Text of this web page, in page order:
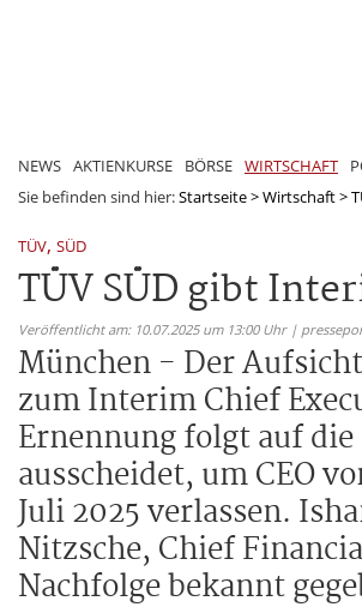
NEWS AKTIENKURSE BÖRSE WIRTSCHAFT
Sie befinden sind hier:Startseite>Wirtschaft>
TÜV, SÜD
TÜV SÜD gibt
Veröffentlicht am: 10.07.2025 um 13:00 Uhr |
München - Der
zum Interim Chief
Ernennung folgt auf die
ausscheidet, um CEO
Juli 2025 verlassen.
Nitzsche, Chief
Nachfolge bekannt